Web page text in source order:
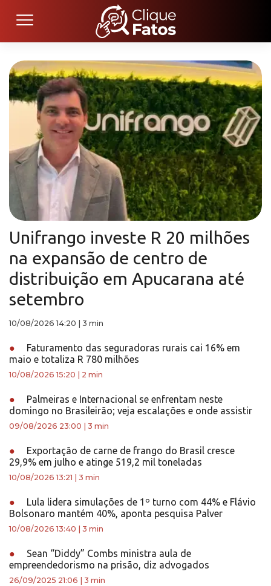
Unifrango investe R 20 milhões
na expansão de centro de
distribuição em Apucarana até
setembro
10/08/2026 14:20 3 min
●
Faturamento das seguradoras rurais cai 16% em
maio e totaliza R 780 milhões
10/08/2026 15:20 2 min
●
Palmeiras e Internacional se enfrentam neste
domingo no Brasileirão; veja escalações e onde assistir
09/08/2026 23:00 3 min
●
Exportação de carne de frango do Brasil cresce
29,9% em julho e atinge 519,2 mil toneladas
10/08/2026 13:21 3 min
●
Lula lidera simulações de 1º turno com 44% e Flávio
Bolsonaro mantém 40%, aponta pesquisa Palver
10/08/2026 13:40 3 min
●
Sean “Diddy” Combs ministra aula de
empreendedorismo na prisão, diz advogados
26/09/2025 21:06 3 min